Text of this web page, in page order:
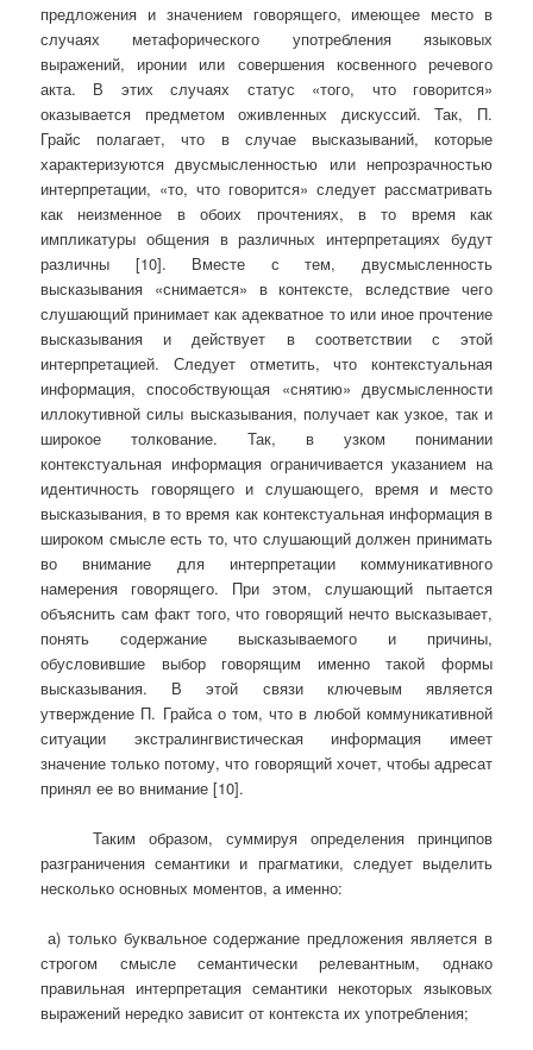
предложения и значением говорящего, имеющее место в
случаях метафорического употребления языковых
выражений, иронии или совершения косвенного речевого
акта. В этих случаях статус «того, что говорится»
оказывается предметом оживленных дискуссий. Так, П.
Грайс полагает, что в случае высказываний, которые
характеризуются двусмысленностью или непрозрачностью
интерпретации, «то, что говорится» следует рассматривать
как неизменное в обоих прочтениях, в то время как
импликатуры общения в различных интерпретациях будут
различны [10]. Вместе с тем, двусмысленность
высказывания «снимается» в контексте, вследствие чего
слушающий принимает как адекватное то или иное прочтение
высказывания и действует в соответствии с этой
интерпретацией. Следует отметить, что контекстуальная
информация, способствующая «снятию» двусмысленности
иллокутивной силы высказывания, получает как узкое, так и
широкое толкование. Так, в узком понимании
контекстуальная информация ограничивается указанием на
идентичность говорящего и слушающего, время и место
высказывания, в то время как контекстуальная информация в
широком смысле есть то, что слушающий должен принимать
во внимание для интерпретации коммуникативного
намерения говорящего. При этом, слушающий пытается
объяснить сам факт того, что говорящий нечто высказывает,
понять содержание высказываемого и причины,
обусловившие выбор говорящим именно такой формы
высказывания. В этой связи ключевым является
утверждение П. Грайса о том, что в любой коммуникативной
ситуации экстралингвистическая информация имеет
значение только потому, что говорящий хочет, чтобы адресат
принял ее во внимание [10].
Таким образом, суммируя определения принципов
разграничения семантики и прагматики, следует выделить
несколько основных моментов, а именно:
а) только буквальное содержание предложения является в
строгом смысле семантически релевантным, однако
правильная интерпретация семантики некоторых языковых
выражений нередко зависит от контекста их употребления;